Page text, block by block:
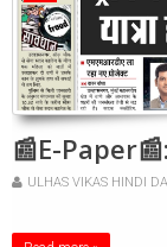
📰E-
ULHAS VIKAS HINDI